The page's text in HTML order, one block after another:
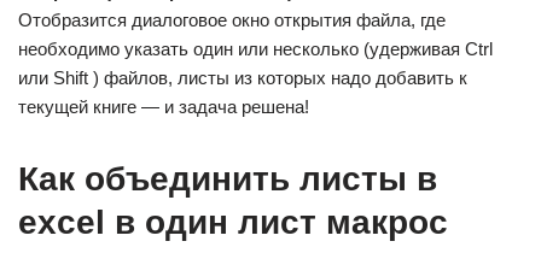
Отобразится диалоговое окно открытия файла, где
необходимо указать один или несколько (удерживая Ctrl
или Shift ) файлов, листы из которых надо добавить к
текущей книге — и задача решена!
Как объединить листы в
excel в один лист макрос